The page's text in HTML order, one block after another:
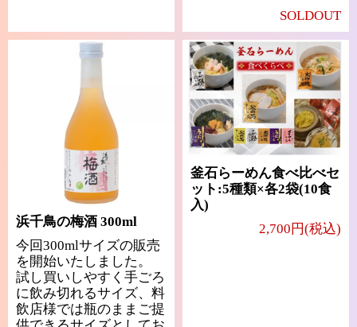
SOLDOUT
浜千鳥の梅酒 300ml
今回300mlサイズの販売
を開始いたしました。
試し買いしやすく手ごろ
に飲み切れるサイズ、料
飲店様では瓶のままご提
釜石らーめん食べ比べセ
ット:5種類×各2袋(10食
入)
2,700円(税込)